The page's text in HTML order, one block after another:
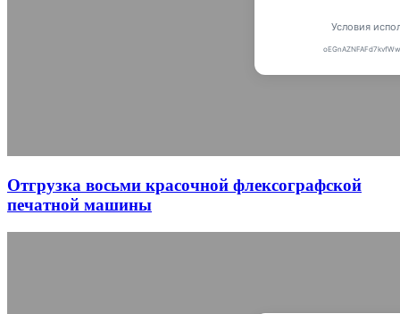
Отгрузка восьми красочной флексографской
печатной машины